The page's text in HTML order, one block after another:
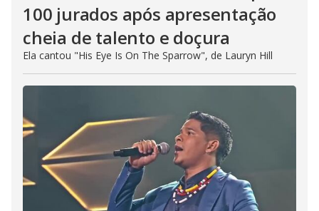
100 jurados após apresentação
cheia de talento e doçura
Ela cantou "His Eye Is On The Sparrow", de Lauryn Hill